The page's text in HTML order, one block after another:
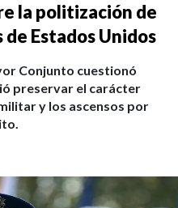
la politización de
de Estados Unidos
Conjunto cuestionó
preservar el carácter
y los ascensos por